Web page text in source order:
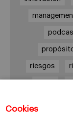
Cookies
riesgos